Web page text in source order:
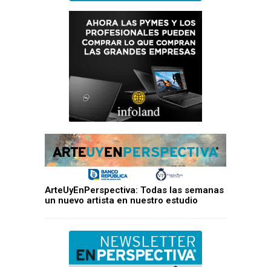
ArteUyEnPerspectiva: Todas las semanas
un nuevo artista en nuestro estudio